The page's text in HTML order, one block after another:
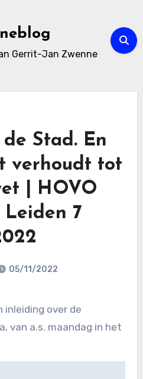
Gerrit-Jan Zwenne
Stad. En
verhoudt tot
| HOVO
7
05/11/2022
inleiding over de
van a.s. maandag in het